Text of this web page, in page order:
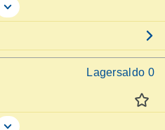
Lagersaldo 0